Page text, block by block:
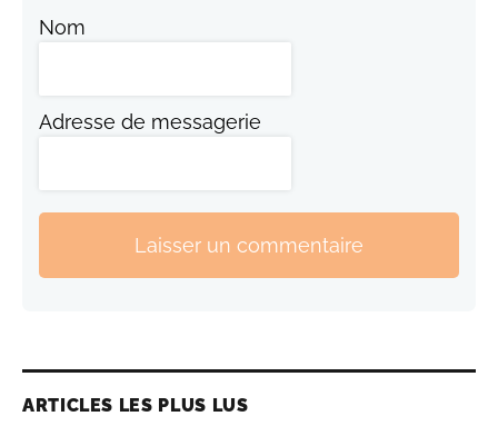
Nom
Adresse de messagerie
Laisser un commentaire
ARTICLES LES PLUS LUS